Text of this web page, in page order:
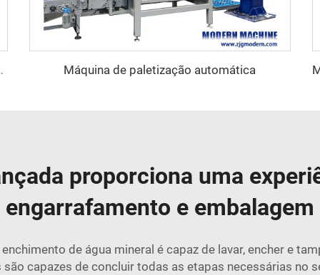
alta velocidade Máquina de paletização automática
proporciona uma
engarrafamento e embalagem
de água mineral é capaz de lavar, encher e
capazes de concluir todas as etapas necessárias no